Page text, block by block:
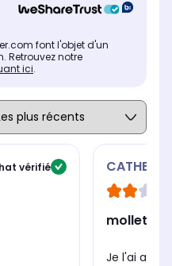
font l'objet d'un
Retrouvez notre
ici.
vérifié
mollette
Je l'ai